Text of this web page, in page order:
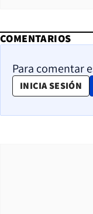
COMENTARIOS
Para comentar
INICIA SESIÓN